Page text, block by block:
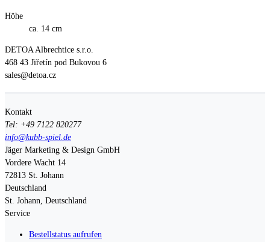
Höhe
ca. 14 cm
DETOA Albrechtice s.r.o.
468 43 Jiřetín pod Bukovou 6
sales@detoa.cz
Kontakt
Tel: +49 7122 820277
info@kubb-spiel.de
Jäger Marketing & Design GmbH
Vordere Wacht 14
72813 St. Johann
Deutschland
St. Johann, Deutschland
Service
Bestellstatus aufrufen